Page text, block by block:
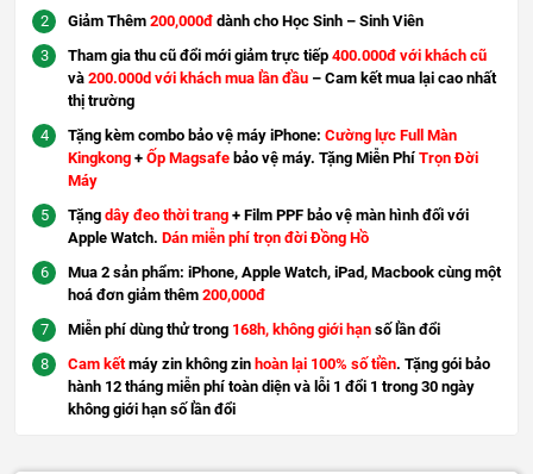
Giảm Thêm 200,000đ dành cho Học Sinh – Sinh Viên
Tham gia thu cũ đổi mới giảm trực tiếp 400.000đ với khách cũ
và 200.000d với khách mua lần đầu – Cam kết mua lại cao nhất
thị trường
Tặng kèm combo bảo vệ máy iPhone: Cường lực Full Màn
Kingkong + Ốp Magsafe bảo vệ máy. Tặng Miễn Phí Trọn Đời
Máy
Tặng dây đeo thời trang + Film PPF bảo vệ màn hình đối với
Apple Watch. Dán miễn phí trọn đời Đồng Hồ
Mua 2 sản phẩm: iPhone, Apple Watch, iPad, Macbook cùng một
hoá đơn giảm thêm 200,000đ
Miễn phí dùng thử trong 168h, không giới hạn số lần đổi
Cam kếtmáy zin không zin hoàn lại 100% số tiền. Tặng gói bảo
hành 12 tháng miễn phí toàn diện và lỗi 1 đổi 1 trong 30 ngày
không giới hạn số lần đổi